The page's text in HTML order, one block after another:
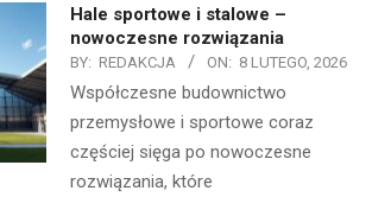
Hale sportowe i stalowe –
nowoczesne rozwiązania
BY: REDAKCJA ON: 8 LUTEGO, 2026
Współczesne budownictwo
przemysłowe i sportowe coraz
częściej sięga po nowoczesne
rozwiązania, które